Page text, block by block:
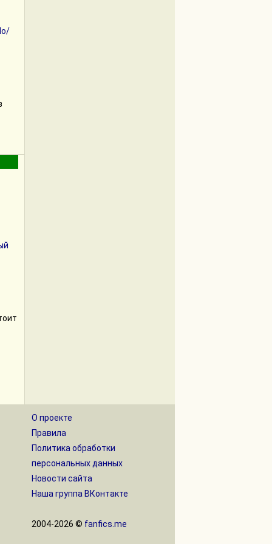
О проекте
Правила
Политика обработки
персональных данных
Новости сайта
Наша группа ВКонтакте
2004-2026 © fanfics.me